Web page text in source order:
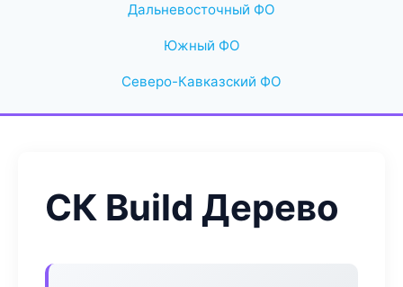
Дальневосточный ФО
Южный ФО
Северо-Кавказский ФО
СК Build Дерево